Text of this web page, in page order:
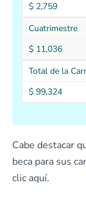
$ 2,759
Cuatrimestre
$ 11,036
Total de la
$ 99,324
Cabe destacar
beca para sus
clic aquí.